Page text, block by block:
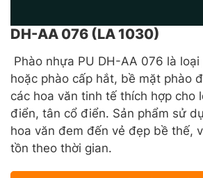
DH-AA 076 (LA 1030)
Phào nhựa PU DH-AA 076 là
hoặc phào cấp hắt, bề mặt phào
các hoa văn tinh tế thích hợp cho
điển, tân cổ điển. Sản phẩm sử
hoa văn đem đến vẻ đẹp bề thế,
tồn theo thời gian.